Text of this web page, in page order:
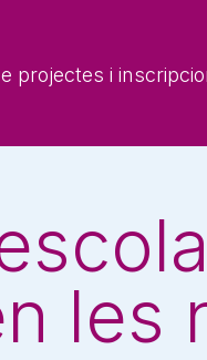
projectes i
les